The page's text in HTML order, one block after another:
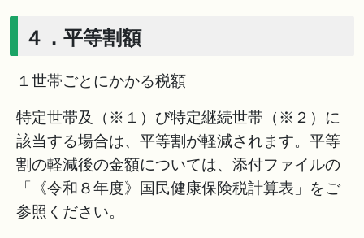
４．平等割額
１世帯ごとにかかる税額
特定世帯及（※１）び特定継続世帯（※２）に
該当する場合は、平等割が軽減されます。平等
割の軽減後の金額については、添付ファイルの
「《令和８年度》国民健康保険税計算表」をご
参照ください。